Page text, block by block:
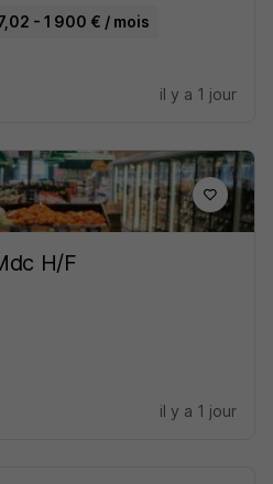
- 1 900 € / mois
il y a 1 jour
H/F
il y a 1 jour